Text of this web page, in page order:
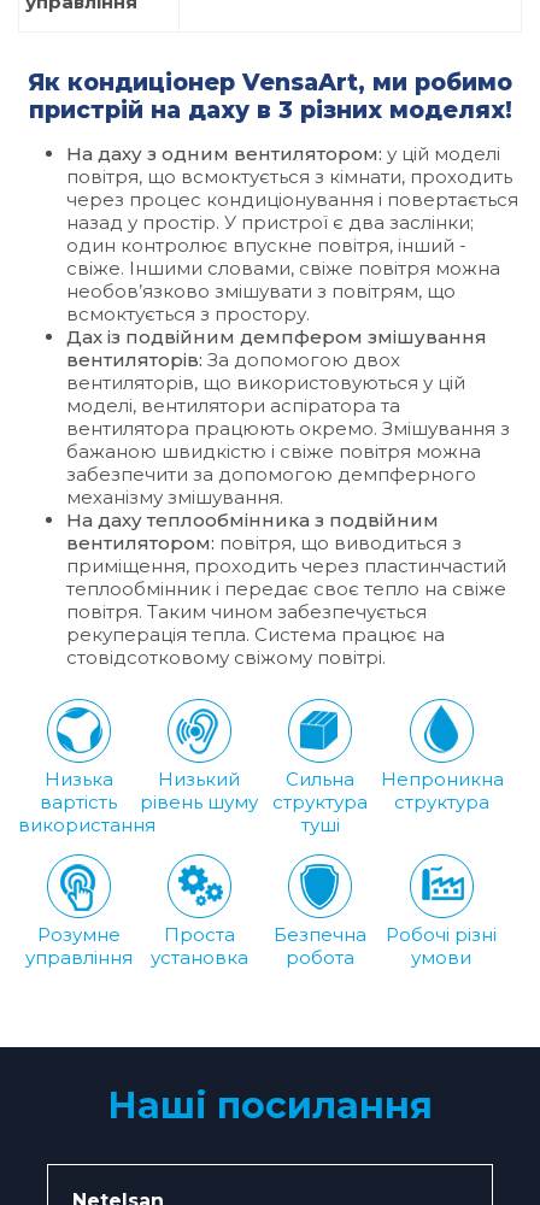
Як кондиціонер VensaArt, ми робимо
пристрій на даху в 3 різних моделях!
На даху з одним вентилятором: у цій моделі
повітря, що всмоктується з кімнати, проходить
через процес кондиціонування і повертається
назад у простір. У пристрої є два заслінки;
один контролює впускне повітря, інший -
свіже. Іншими словами, свіже повітря можна
необов’язково змішувати з повітрям, що
всмоктується з простору.
Дах із подвійним демпфером змішування
вентиляторів: За допомогою двох
вентиляторів, що використовуються у цій
моделі, вентилятори аспіратора та
вентилятора працюють окремо. Змішування з
бажаною швидкістю і свіже повітря можна
забезпечити за допомогою демпферного
механізму змішування.
На даху теплообмінника з подвійним
вентилятором: повітря, що виводиться з
приміщення, проходить через пластинчастий
теплообмінник і передає своє тепло на свіже
повітря. Таким чином забезпечується
рекуперація тепла. Система працює на
стовідсотковому свіжому повітрі.
Низька
вартість
використання
Низький
рівень шуму
Сильна
структура
туші
Непроникна
структура
Розумне
управління
Проста
установка
Безпечна
робота
Робочі різні
умови
Наші посилання